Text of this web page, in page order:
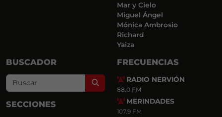
Mar y Cielo
Miguel Ángel
Mónica Ambrosio
Richard
Yaiza
BUSCADOR
Search
SECCIONES
FRECUENCIAS
RADIO NERVIÓN
88.0 FM
MERINDADES
107.9 FM